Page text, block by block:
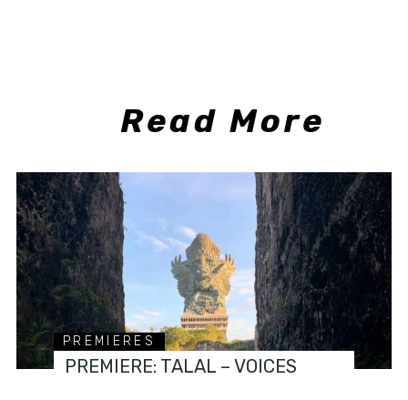
Read More
PREMIERES
PREMIERE: TALAL – VOICES